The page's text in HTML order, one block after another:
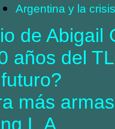
Argentina y la
de Abigail
años del
más armas
L.A.